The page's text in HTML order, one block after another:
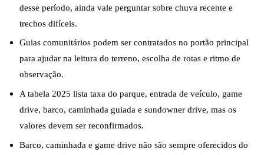
desse período, ainda vale perguntar sobre chuva recente e
trechos difíceis.
Guias comunitários podem ser contratados no portão principal
para ajudar na leitura do terreno, escolha de rotas e ritmo de
observação.
A tabela 2025 lista taxa do parque, entrada de veículo, game
drive, barco, caminhada guiada e sundowner drive, mas os
valores devem ser reconfirmados.
Barco, caminhada e game drive não são sempre oferecidos do